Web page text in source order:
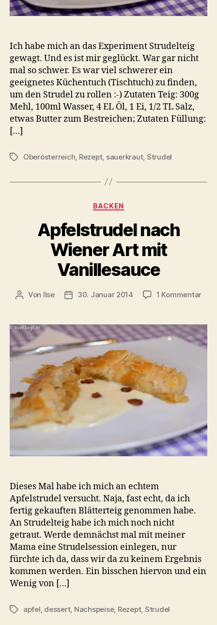
Ich habe mich an das Experiment Strudelteig
gewagt. Und es ist mir geglückt. War gar nicht
mal so schwer. Es war viel schwerer ein
geeignetes Küchentuch (Tischtuch) zu finden,
um den Strudel zu rollen :-) Zutaten Teig: 300g
Mehl, 100ml Wasser, 4 EL Öl, 1 Ei, 1/2 TL Salz,
etwas Butter zum Bestreichen; Zutaten Füllung:
[…]
Schlagwörter
Oberösterreich, Rezept, sauerkraut, Strudel
Kategorien
BACKEN
Apfelstrudel nach
Wiener Art mit
Vanillesauce
Beitragsautor
Von Ilse Beitragsdatum
30. Januar 2014 1 Kommentarzu
Art
mit
Dieses Mal habe ich mich an echtem
Apfelstrudel versucht. Naja, fast echt, da ich
fertig gekauften Blätterteig genommen habe.
An Strudelteig habe ich mich noch nicht
getraut. Werde demnächst mal mit meiner
Mama eine Strudelsession einlegen, nur
fürchte ich da, dass wir da zu keinem Ergebnis
kommen werden. Ein bisschen hiervon und ein
Wenig von […]
Schlagwörter
apfel, dessert, Nachspeise, Rezept, Strudel